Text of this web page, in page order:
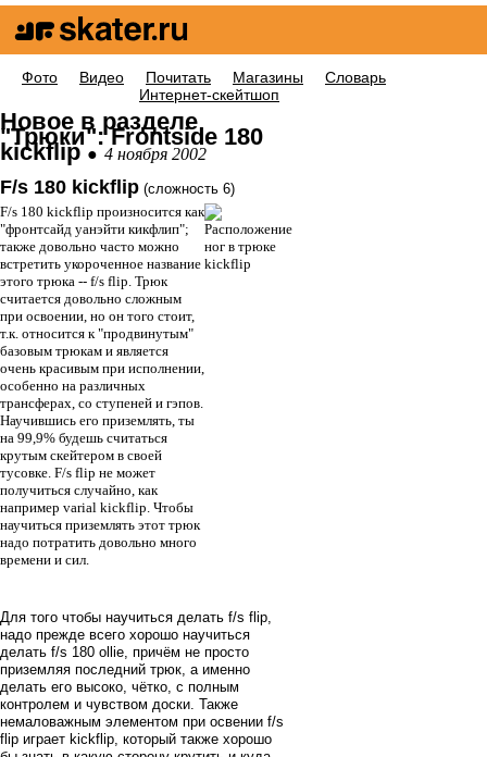
Фото Видео Почитать Магазины
Словарь
Интернет-скейтшоп
Новое в разделе
"Трюки": Frontside 180
kickflip ● 4 ноября 2002
F/s 180 kickflip (сложность 6)
F/s 180 kickflip произносится как
"фронтсайд уанэйти кикфлип";
также довольно часто можно
встретить укороченное название
этого трюка -- f/s flip. Трюк
считается довольно сложным
при освоении, но он того стоит,
т.к. относится к "продвинутым"
базовым трюкам и является
очень красивым при исполнении,
особенно на различных
трансферах, со ступеней и гэпов.
Научившись его приземлять, ты
на 99,9% будешь считаться
крутым скейтером в своей
тусовке. F/s flip не может
получиться случайно, как
например varial kickflip. Чтобы
научиться приземлять этот трюк
надо потратить довольно много
времени и сил.
Для того чтобы научиться делать f/s flip,
надо прежде всего хорошо научиться
делать f/s 180 ollie, причём не просто
приземляя последний трюк, а именно
делать его высоко, чётко, с полным
контролем и чувством доски. Также
немаловажным элементом при освении f/s
flip играет kickflip, который также хорошо